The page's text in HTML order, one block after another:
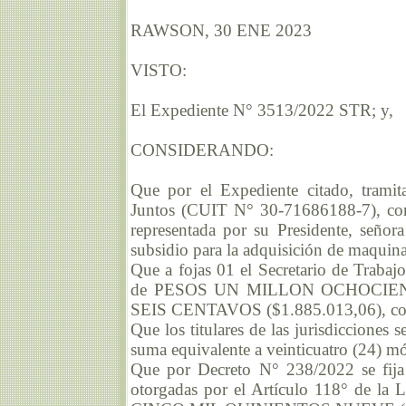
RAWSON, 30 ENE 2023
VISTO:
El Expediente N° 3513/2022 STR; y,
CONSIDERANDO:
Que por el Expediente citado,
Juntos (CUIT N° 30-71686188-7),
representada por su Presidente,
subsidio para la adquisición de
Que a fojas 01 el Secretario de
de PESOS UN MILLON
SEIS CENTAVOS ($1.885.013,06),
Que los titulares de las jurisdicciones
suma equivalente a veinticuatro (24)
Que por Decreto N° 238/2022 se
otorgadas por el Artículo 118° de la